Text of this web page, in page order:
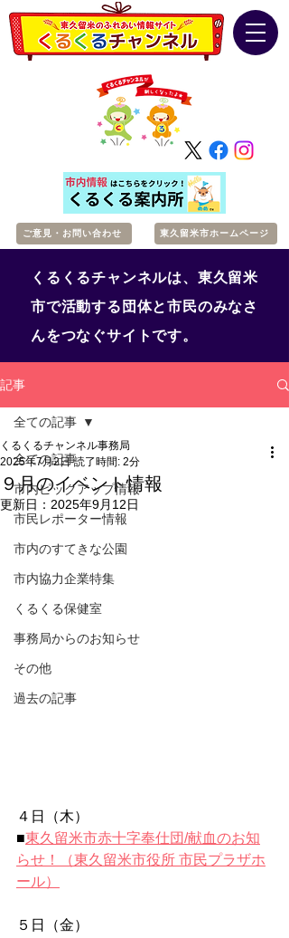
ご意見・お問い合わせ 東久留米市ホームページ
くるくるチャンネルは、東久留米
市で活動する団体と市民のみなさ
んをつなぐサイトです。
記事
全ての記事
市内ピックアップ情報
市民レポーター情報
市内のすてきな公園
市内協力企業特集
くるくる保健室
事務局からのお知らせ
その他
過去の記事
全ての記事
９月のイベント情報
くるくるチャンネル事務局
2025年7月2日 読了時間: 2分
更新日： 2025年9月12日
４日（木）
■東久留米市赤十字奉仕団/献血のお知
らせ！（東久留米市役所 市民プラザホ
ール）
５日（金）